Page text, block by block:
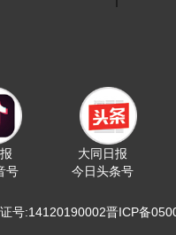
号
大同日报
今日头条号
号:14120190002晋ICP备